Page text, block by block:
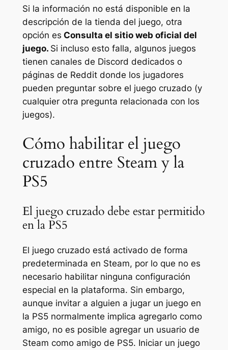
Si la información no está disponible en la
descripción de la tienda del juego, otra
opción es Consulta el sitio web oficial del
juego. Si incluso esto falla, algunos juegos
tienen canales de Discord dedicados o
páginas de Reddit donde los jugadores
pueden preguntar sobre el juego cruzado (y
cualquier otra pregunta relacionada con los
juegos).
Cómo habilitar el juego
cruzado entre Steam y la
PS5
El juego cruzado debe estar permitido
en la PS5
El juego cruzado está activado de forma
predeterminada en Steam, por lo que no es
necesario habilitar ninguna configuración
especial en la plataforma. Sin embargo,
aunque invitar a alguien a jugar un juego en
la PS5 normalmente implica agregarlo como
amigo, no es posible agregar un usuario de
Steam como amigo de PS5. Iniciar un juego